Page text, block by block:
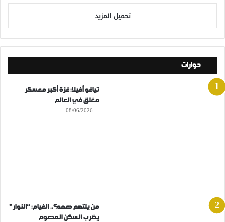
تحميل المزيد
حوارات
تياغو أفيلا: غزة أكبر معسكر
مغلق في العالم
08/06/2026
من يلتهم دعمه؟.. الغيام: “النوار”
يضرب السكن المدعوم